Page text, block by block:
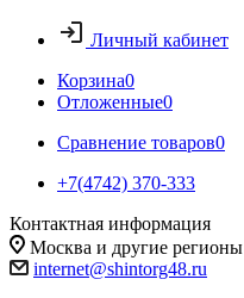
Личный кабинет
Корзина0
Отложенные0
Сравнение товаров0
+7(4742) 370-333
Контактная информация
Москва и другие регионы
internet@shintorg48.ru